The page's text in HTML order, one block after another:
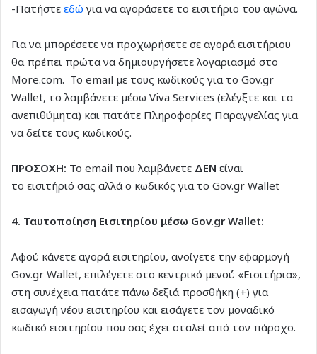
-Πατήστε εδώ για να αγοράσετε το εισιτήριο του αγώνα.
Για να μπορέσετε να προχωρήσετε σε αγορά εισιτήριου
θα πρέπει πρώτα να δημιουργήσετε λογαριασμό στο
More.com. To email με τους κωδικούς για το Gov.gr
Wallet, το λαμβάνετε μέσω Viva Services (ελέγξτε και τα
ανεπιθύμητα) και πατάτε Πληροφορίες Παραγγελίας για
να δείτε τους κωδικούς.
ΠΡΟΣΟΧΗ: To email που λαμβάνετε ΔΕΝ είναι
το εισιτήριό σας αλλά ο κωδικός για το Gov.gr Wallet
4. Ταυτοποίηση Εισιτηρίου μέσω Gov.gr Wallet:
Αφού κάνετε αγορά εισιτηρίου, ανοίγετε την εφαρμογή
Gov.gr Wallet, επιλέγετε στο κεντρικό μενού «Εισιτήρια»,
στη συνέχεια πατάτε πάνω δεξιά προσθήκη (+) για
εισαγωγή νέου εισιτηρίου και εισάγετε τον μοναδικό
κωδικό εισιτηρίου που σας έχει σταλεί από τον πάροχο.